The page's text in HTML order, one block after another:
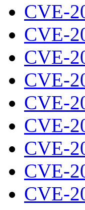
CVE-
CVE-
CVE-
CVE-
CVE-
CVE-
CVE-
CVE-
CVE-